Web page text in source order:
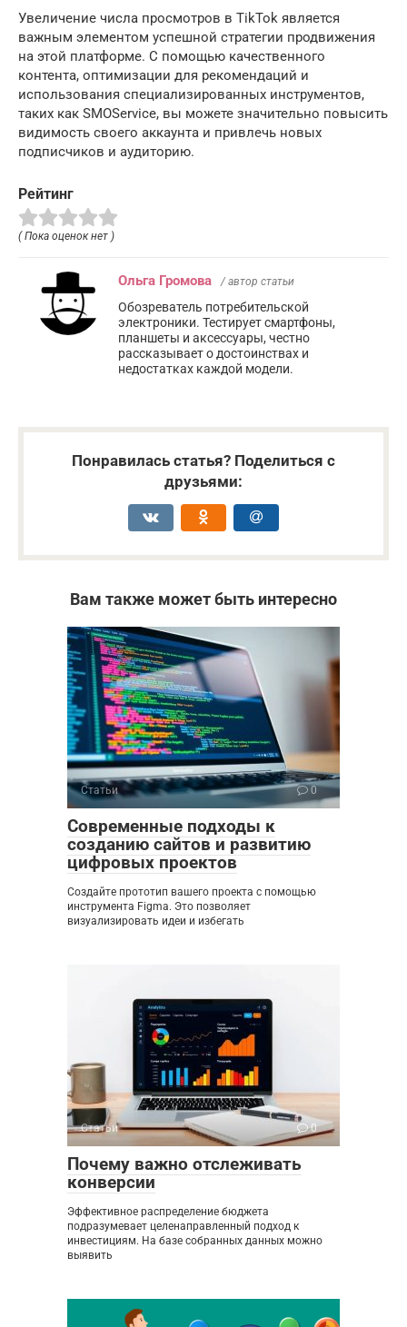
Увеличение числа просмотров в TikTok является
важным элементом успешной стратегии продвижения
на этой платформе. С помощью качественного
контента, оптимизации для рекомендаций и
использования специализированных инструментов,
таких как SMOService, вы можете значительно повысить
видимость своего аккаунта и привлечь новых
подписчиков и аудиторию.
Рейтинг
( Пока оценок нет )
Ольга Громова / автор статьи
Обозреватель потребительской
электроники. Тестирует смартфоны,
планшеты и аксессуары, честно
рассказывает о достоинствах и
недостатках каждой модели.
Понравилась статья? Поделиться с
друзьями:
Вам также может быть интересно
Статьи 0
Современные подходы к
созданию сайтов и развитию
цифровых проектов
Создайте прототип вашего проекта с помощью
инструмента Figma. Это позволяет
визуализировать идеи и избегать
Статьи 0
Почему важно отслеживать
конверсии
Эффективное распределение бюджета
подразумевает целенаправленный подход к
инвестициям. На базе собранных данных можно
выявить